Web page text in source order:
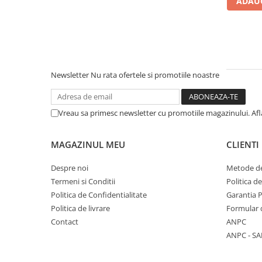
Senzatii/Dragoste
Senzatii/Erotic
Senzatii/Thriller
Teens Book Club
Newsletter Nu rata ofertele si promotiile noastre
Vreau sa primesc newsletter cu promotiile magazinului.
MAGAZINUL MEU
Despre noi
Termeni si Conditii
Politica de Confidentialitate
Politica de livrare
Contact
CLIENTI
Metode
Politica
Garantia
Formular
ANPC
ANPC -